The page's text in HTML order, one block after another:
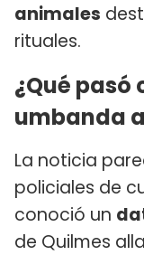
animales
rituales.
¿Qué pasó
umbanda
La noticia
policiales de
conoció un
de Quilmes